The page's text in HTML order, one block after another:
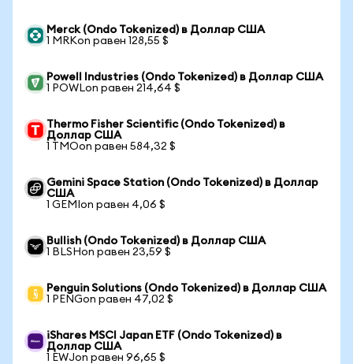
Merck (Ondo Tokenized) в Доллар США
1 MRKon равен 128,55 $
Powell Industries (Ondo Tokenized) в Доллар США
1 POWLon равен 214,64 $
Thermo Fisher Scientific (Ondo Tokenized) в
Доллар США
1 TMOon равен 584,32 $
Gemini Space Station (Ondo Tokenized) в Доллар
США
1 GEMIon равен 4,06 $
Bullish (Ondo Tokenized) в Доллар США
1 BLSHon равен 23,59 $
Penguin Solutions (Ondo Tokenized) в Доллар США
1 PENGon равен 47,02 $
iShares MSCI Japan ETF (Ondo Tokenized) в
Доллар США
1 EWJon равен 96,65 $